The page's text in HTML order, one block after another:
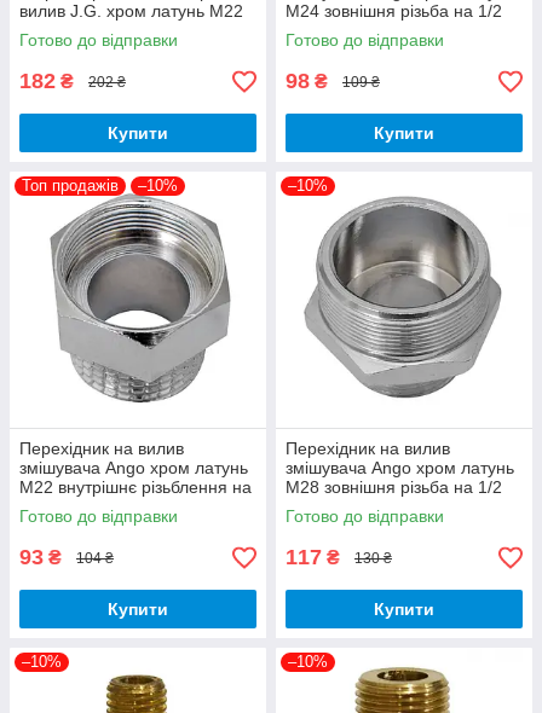
вилив J.G. хром латунь М22
внутрішнє різьблення на 3/4
дюйма
Готово до відправки
182 ₴ 202 ₴
Купити
М24 зовнішня різьба на 1/2
дюйма зовнішнє різблення
Готово до відправки
98 ₴ 109 ₴
Купити
Топ продажів –10%
Перехідник на вилив
змішувача Ango хром латунь
М22 внутрішнє різьблення на
1/2 дюйма зовнішнє
різьблення
Готово до відправки
93 ₴ 104 ₴
Купити
–10%
Перехідник на вилив
змішувача Ango хром латунь
М28 зовнішня різьба на 1/2
дюйма зовнішнє різблення
Готово до відправки
117 ₴ 130 ₴
Купити
–10% –10%